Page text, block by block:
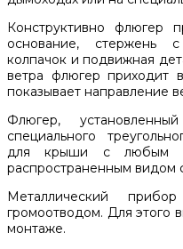
Конструктивно флюгер
основание, стержень
колпачок и подвижная
ветра флюгер приходит
показывает направление
Флюгер,
специального
для крыши с любым
распространенным видом
Металлический
громоотводом. Для этого
монтаже.